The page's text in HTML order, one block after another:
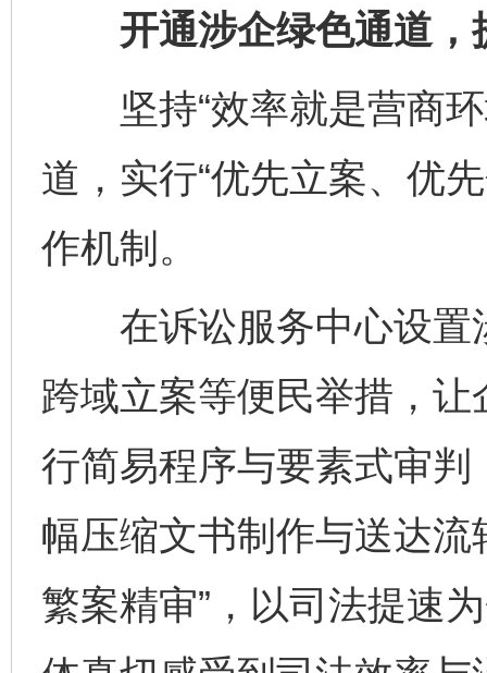
开通涉企绿色通道，
坚持“效率就是营商环
道，实行“优先立案、优
作机制。
在诉讼服务中心设置
跨域立案等便民举措，让
行简易程序与要素式审
幅压缩文书制作与送达流
繁案精审”，以司法提速